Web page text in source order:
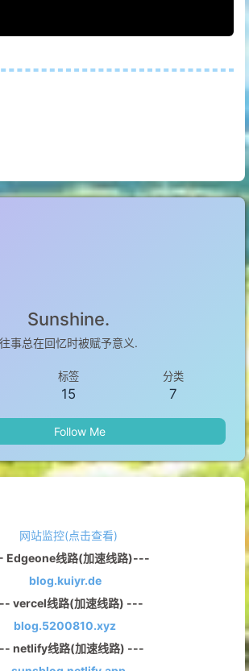
Sunshine.
往事总在回忆时被赋予意义.
标签
15
分类
7
Follow Me
网站监控(点击查看)
Edgeone线路(加速线路)---
blog.kuiyr.de
vercel线路(加速线路) ---
blog.5200810.xyz
netlify线路(加速线路) ---